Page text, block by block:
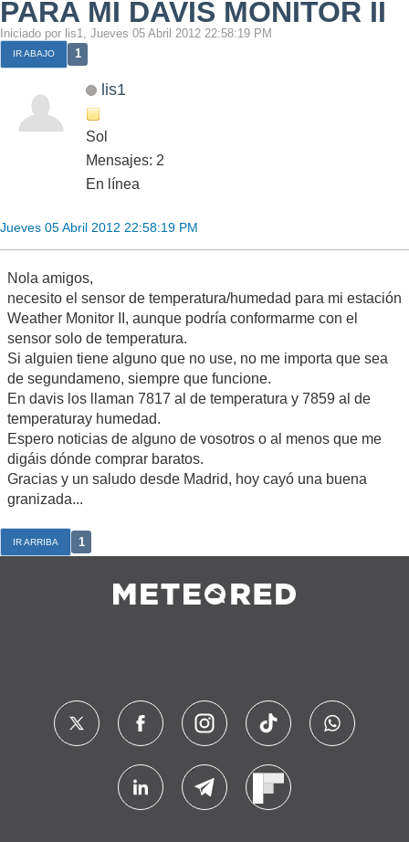
PARA MI DAVIS MONITOR II
Iniciado por lis1, Jueves 05 Abril 2012 22:58:19 PM
IR ABAJO 1
lis1
Sol
Mensajes: 2
En línea
Jueves 05 Abril 2012 22:58:19 PM
Nola amigos,
necesito el sensor de temperatura/humedad para mi estación
Weather Monitor II, aunque podría conformarme con el
sensor solo de temperatura.
Si alguien tiene alguno que no use, no me importa que sea
de segundameno, siempre que funcione.
En davis los llaman 7817 al de temperatura y 7859 al de
temperaturay humedad.
Espero noticias de alguno de vosotros o al menos que me
digáis dónde comprar baratos.
Gracias y un saludo desde Madrid, hoy cayó una buena
granizada...
IR ARRIBA 1